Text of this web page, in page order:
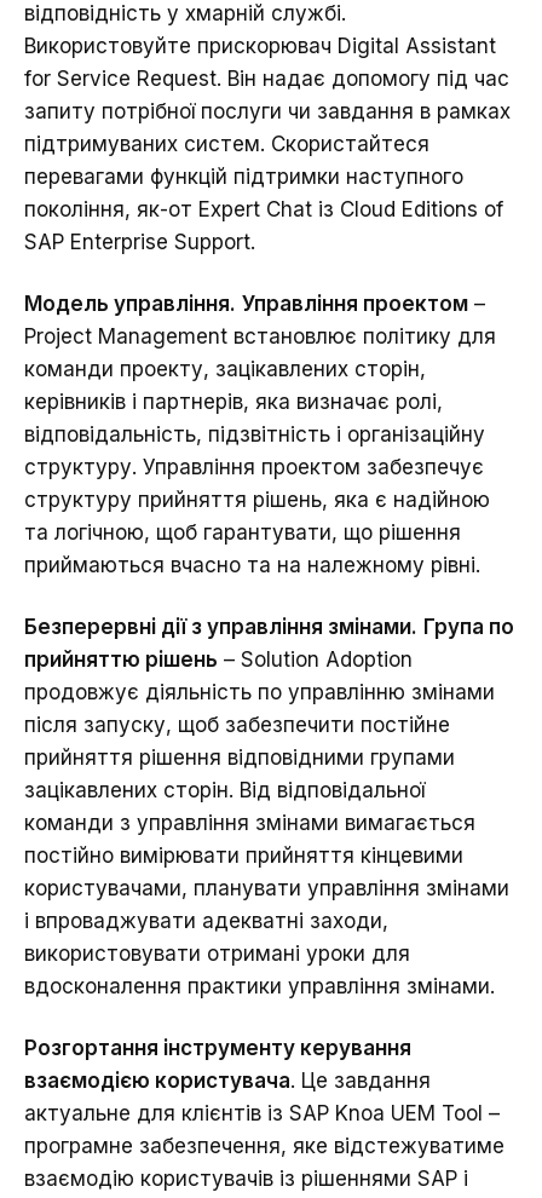
відповідність у хмарній службі.
Використовуйте прискорювач Digital Assistant
for Service Request. Він надає допомогу під час
запиту потрібної послуги чи завдання в рамках
підтримуваних систем. Скористайтеся
перевагами функцій підтримки наступного
покоління, як-от Expert Chat із Cloud Editions of
SAP Enterprise Support.
Модель управління. Управління проектом –
Project Management встановлює політику для
команди проекту, зацікавлених сторін,
керівників і партнерів, яка визначає ролі,
відповідальність, підзвітність і організаційну
структуру. Управління проектом забезпечує
структуру прийняття рішень, яка є надійною
та логічною, щоб гарантувати, що рішення
приймаються вчасно та на належному рівні.
Безперервні дії з управління змінами. Група по
прийняттю рішень – Solution Adoption
продовжує діяльність по управлінню змінами
після запуску, щоб забезпечити постійне
прийняття рішення відповідними групами
зацікавлених сторін. Від відповідальної
команди з управління змінами вимагається
постійно вимірювати прийняття кінцевими
користувачами, планувати управління змінами
і впроваджувати адекватні заходи,
використовувати отримані уроки для
вдосконалення практики управління змінами.
Розгортання інструменту керування
взаємодією користувача. Це завдання
актуальне для клієнтів із SAP Knoa UEM Tool –
програмне забезпечення, яке відстежуватиме
взаємодію користувачів із рішеннями SAP і